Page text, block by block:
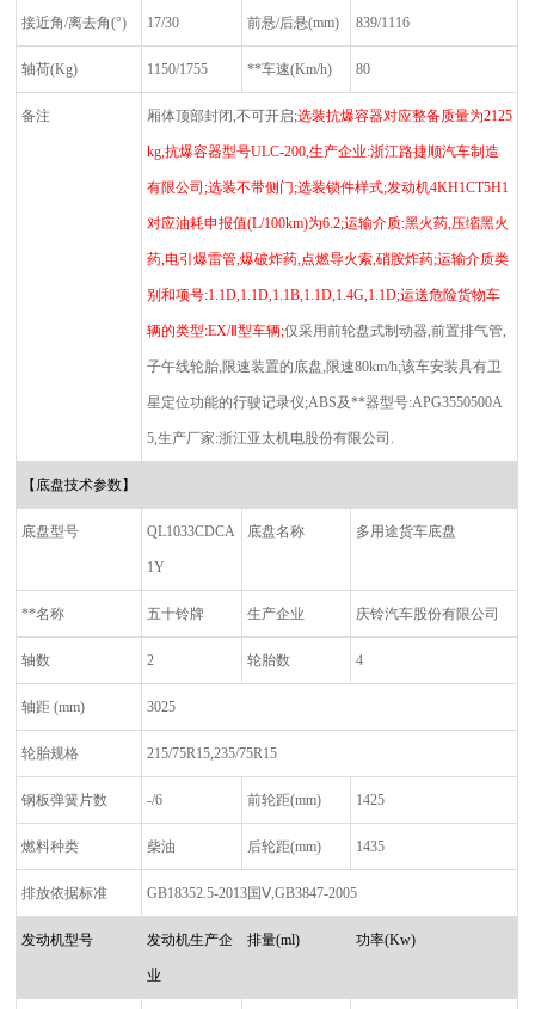
接近角/离去角(°) 17/30 前悬/后悬(mm) 839/1116
轴荷(Kg) 1150/1755 **车速(Km/h) 80
备注 厢体顶部封闭,不可开启;选装抗爆容器对应整备质量为2125
kg,抗爆容器型号ULC-200,生产企业:浙江路捷顺汽车制造
有限公司 ;选装不带侧门;选装锁件样式;发动机4KH1CT5H1
对应油耗申报值(L/100km)为6.2;运输介质:黑火药,压缩黑火
药,电引爆雷管,爆破炸药,点燃导火索,硝胺炸药;运输介质类
别和项号:1.1D,1.1D,1.1B,1.1D,1.4G,1.1D;运送危险货物车
辆的类型:EX/Ⅱ型车辆;仅采用前轮盘式制动器,前置排气管,
子午线轮胎, 限速装置的底盘, 限速80km/h;该车安装具有卫
星定位功能的行驶记录仪;ABS及**器型号:APG3550500A
5,生产厂家:浙江亚太机电股份有限公司 .
【底盘技术参数】
底盘型号 QL1033CDCA
1Y
底盘名称 多用途货车底盘
**名称 五十铃牌 生产企业 庆铃汽车股份有限公司
轴数 2 轮胎数 4
轴距 (mm) 3025
轮胎规格 215/75R15,235/75R15
钢板弹簧片数 -/6 前轮距(mm) 1425
燃料种类 柴油 后轮距(mm) 1435
排放依据标准 GB18352.5-2013国Ⅴ,GB3847-2005
发动机型号 发动机生产企
业
排量(ml) 功率(Kw)